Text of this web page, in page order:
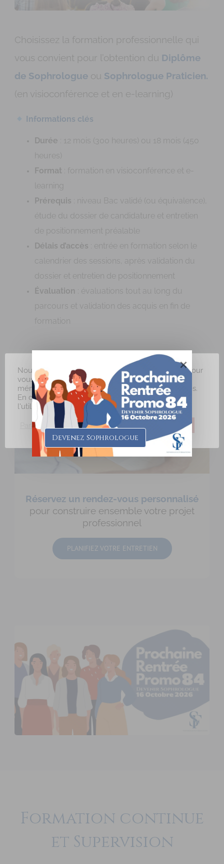
Choisissez la formation professionnelle qui
vous convient pour l’obtention du Diplôme
de Sophrologue ou Sophrologue Praticien.
(en visioconférence et en e-learning)
Informations clés
Durée : 12 mois (300 heures) ou 18 mois (450
heures)
Format : formation en visioconférence et e-
learning
Prérequis : niveau Bac validé (ou équivalence),
étude du dossier de candidature et entretien
de positionnement préalable
Délais d’accès : entrée en formation selon le
calendrier des sessions, après validation du
dossier et entretien de positionnement
Évaluation : évaluations tout au long du
parcours et validation des acquis en fin de
formation
Réservez un rendez-vous personnalisé
pour construire ensemble votre projet
professionnel
PLANIFIEZ VOTRE ENTRETIEN
Formation continue
et Supervision
Devenez Sophrologue
Nous utilisons des cookies sur notre site internet pour
vous offrir une expérience plus pertinente en
mémorisant vos préférences et vos visites répétées.
En cliquant sur "J'accepte", vous consentez à
l'utilisation de TOUS les cookies.
Paramètres des Cookies J'accepte Je refuse